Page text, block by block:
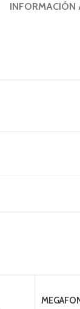
INFORMACIÓN